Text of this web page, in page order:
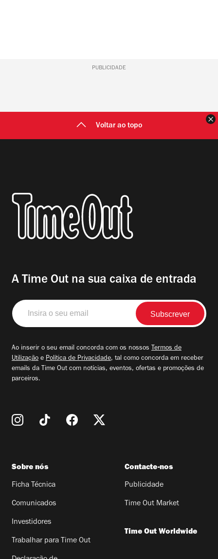
PUBLICIDADE
Voltar ao topo
A Time Out na sua caixa de entrada
Insira
o
seu
Ao inserir o seu email concorda com os nossos Termos de
Utilização e Política de Privacidade, tal como concorda em receber
emails da Time Out com notícias, eventos, ofertas e promoções de
parceiros.
Sobre nós
Ficha Técnica
Comunicados
Investidores
Trabalhar para Time Out
Contacte-nos
Publicidade
Time Out Market
Time Out Worldwide